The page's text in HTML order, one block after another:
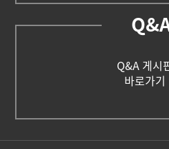
Q&A 게시
바로가기